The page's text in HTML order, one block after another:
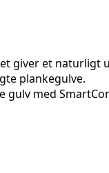
giver et naturligt
plankegulve.
gulv med